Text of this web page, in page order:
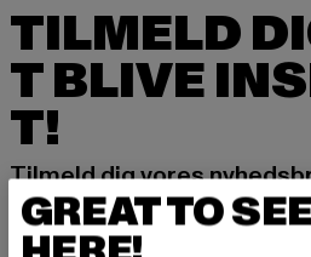
TILMELD
T BLIVE
T!
Tilmeld dig vores
remtidige oplysninger om
d og kuponer fra DefShop
GREAT TO